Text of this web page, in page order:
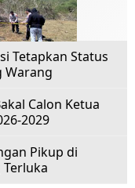
Tetapkan Status
Warang
Calon Ketua
2029
Pikup di